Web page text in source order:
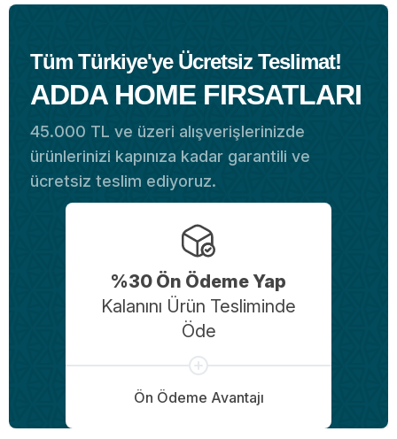
Tüm Türkiye'ye Ücretsiz Teslimat!
ADDA HOME FIRSATLARI
45.000 TL ve üzeri alışverişlerinizde
ürünlerinizi kapınıza kadar garantili ve
ücretsiz teslim ediyoruz.
%30 Ön Ödeme Yap
Kalanını Ürün Tesliminde
Öde
Ön Ödeme Avantajı